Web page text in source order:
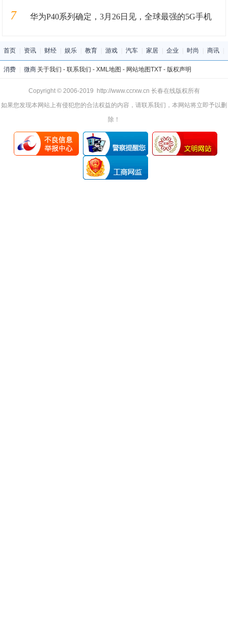
7 华为P40系列确定，3月26日见，全球最强的5G手机
首页 资讯 财经 娱乐 教育 游戏 汽车 家居 企业 时尚 商讯
消费 微商 关于我们 - 联系我们 - XML地图 - 网站地图TXT- 版权声明
Copyright © 2006-2019 http://www.ccrxw.cn 长春在线版权所有
如果您发现本网站上有侵犯您的合法权益的内容，请联系我们，本网站将立即予以删
除！